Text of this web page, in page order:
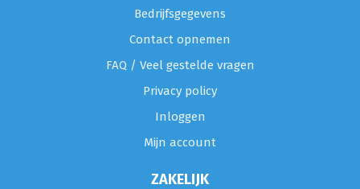
Bedrijfsgegevens
Contact opnemen
FAQ / Veel gestelde vragen
Privacy policy
Inloggen
Mijn account
ZAKELIJK